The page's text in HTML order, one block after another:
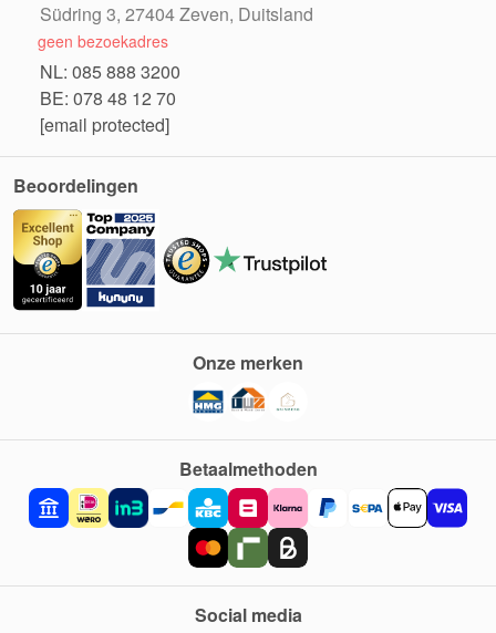
Südring 3, 27404 Zeven, Duitsland
geen bezoekadres
NL: 085 888 3200
BE: 078 48 12 70
[email protected]
Beoordelingen
Betaalmethoden
Onze merken
Social media